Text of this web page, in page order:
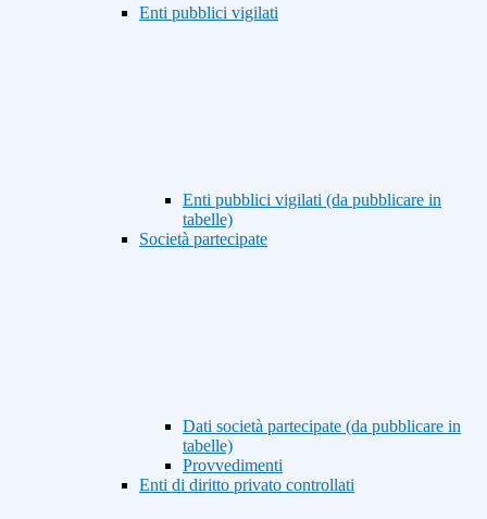
Enti pubblici vigilati
Enti pubblici vigilati (da pubblicare in
tabelle)
Società partecipate
Dati società partecipate (da pubblicare in
tabelle)
Provvedimenti
Enti di diritto privato controllati